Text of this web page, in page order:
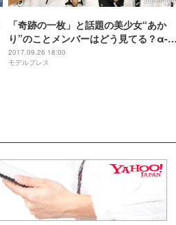
「奇跡の一枚」と話題の美少女“あか
り”のことメンバーはどう見てる？α-
X’sに変化があった今夏…「絆が深まっ
た」「正直大変でした」＜モデルプレ
2017.09.26 18:00
モデルプレス